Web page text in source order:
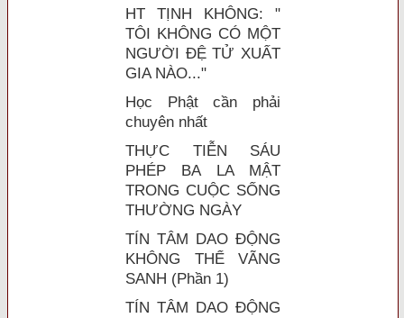
HT TỊNH KHÔNG: "
TÔI KHÔNG CÓ MỘT
NGƯỜI ĐỆ TỬ XUẤT
GIA NÀO..."
Học Phật cần phải
chuyên nhất
THỰC TIỄN SÁU
PHÉP BA LA MẬT
TRONG CUỘC SỐNG
THƯỜNG NGÀY
TÍN TÂM DAO ĐỘNG
KHÔNG THỂ VÃNG
SANH (Phần 1)
TÍN TÂM DAO ĐỘNG